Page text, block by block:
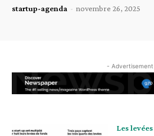
startup-agenda - novembre 26, 2025
-
Les